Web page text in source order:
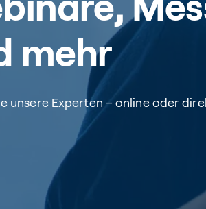
mehr
unsere Experten – online oder